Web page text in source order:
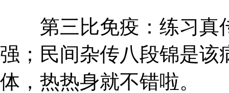
第三比免疫：练习真
强；民间杂传八段锦是该
体，热热身就不错啦。